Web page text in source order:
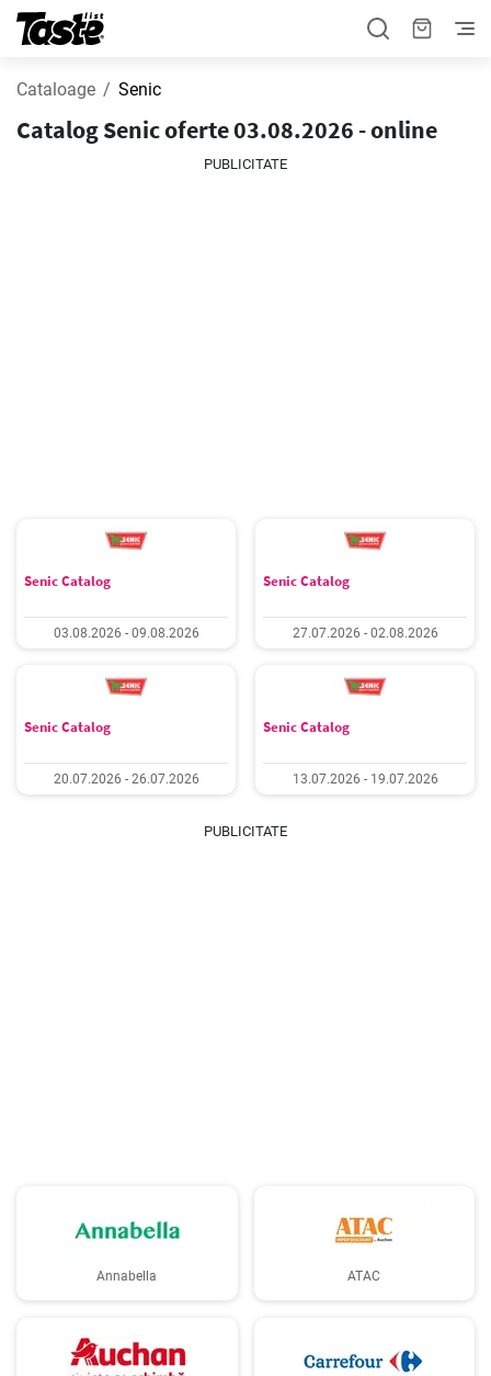
Cataloage Senic
Catalog Senic oferte 03.08.2026 - online
PUBLICITATE
Senic Catalog
03.08.2026 - 09.08.2026
Senic Catalog
27.07.2026 - 02.08.2026
Senic Catalog
20.07.2026 - 26.07.2026
Senic Catalog
13.07.2026 - 19.07.2026
PUBLICITATE
Annabella ATAC